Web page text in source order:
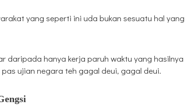
yang seperti ini uda bukan sesuatu hal yang
daripada hanya kerja paruh waktu yang
ujian negara teh gagal deui, gagal deui.